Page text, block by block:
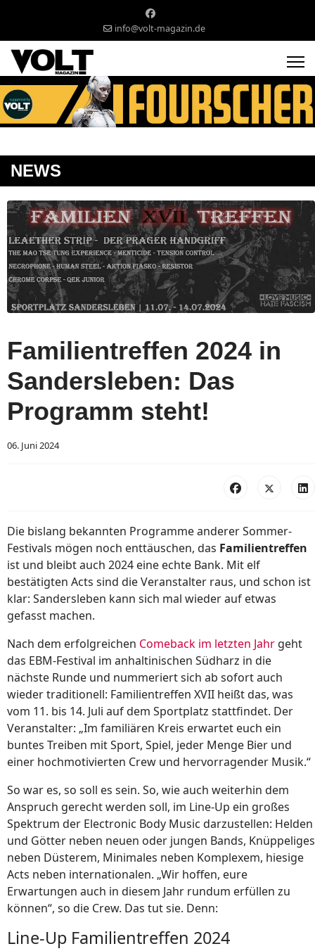
info@volt-magazin.de
NEWS
Familientreffen 2024 in
Sandersleben: Das
Programm steht!
06. Juni 2024
Die bislang bekannten Programme anderer Sommer-
Festivals mögen noch enttäuschen, das Familientreffen
ist und bleibt auch 2024 eine echte Bank. Mit elf
bestätigten Acts sind die Veranstalter raus, und schon ist
klar: Sandersleben kann sich mal wieder auf etwas
gefasst machen.
Nach dem erfolgreichen Comeback im letzten Jahr geht
das EBM-Festival im anhaltinischen Südharz in die
nächste Runde und nummeriert sich ab sofort auch
wieder traditionell: Familientreffen XVII heißt das, was
vom 11. bis 14. Juli auf dem Sportplatz stattfindet. Der
Veranstalter: „Im familiären Kreis erwartet euch ein
buntes Treiben mit Sport, Spiel, jeder Menge Bier und
einer hochmotivierten Crew und hervorragender Musik.“
So war es, so soll es sein. So, wie auch weiterhin dem
Anspruch gerecht werden soll, im Line-Up ein großes
Spektrum der Electronic Body Music darzustellen: Helden
und Götter neben neuen oder jungen Bands, Knüppeliges
neben Düsterem, Minimales neben Komplexem, hiesige
Acts neben internationalen. „Wir hoffen, eure
Erwartungen auch in diesem Jahr rundum erfüllen zu
können“, so die Crew. Das tut sie. Denn:
Line-Up Familientreffen 2024